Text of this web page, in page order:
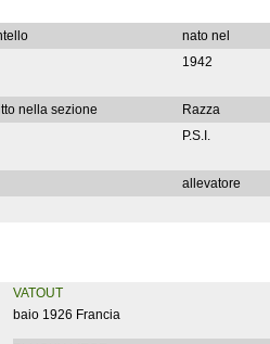
nato nel
1942
nella sezione Razza
P.S.I.
allevatore
VATOUT
baio 1926 Francia